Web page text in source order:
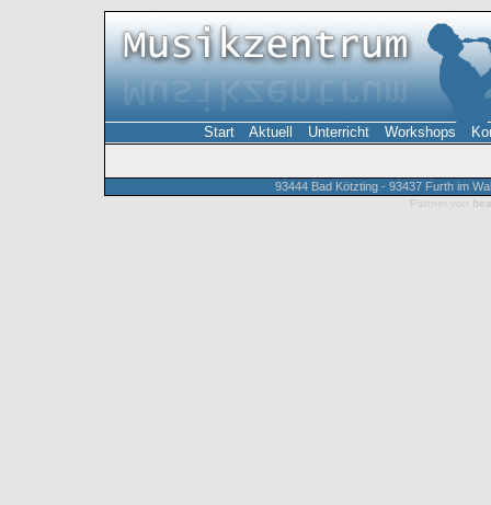
Start Aktuell Unterricht Workshops
93444 Bad Kötzting - 93437 Furth im